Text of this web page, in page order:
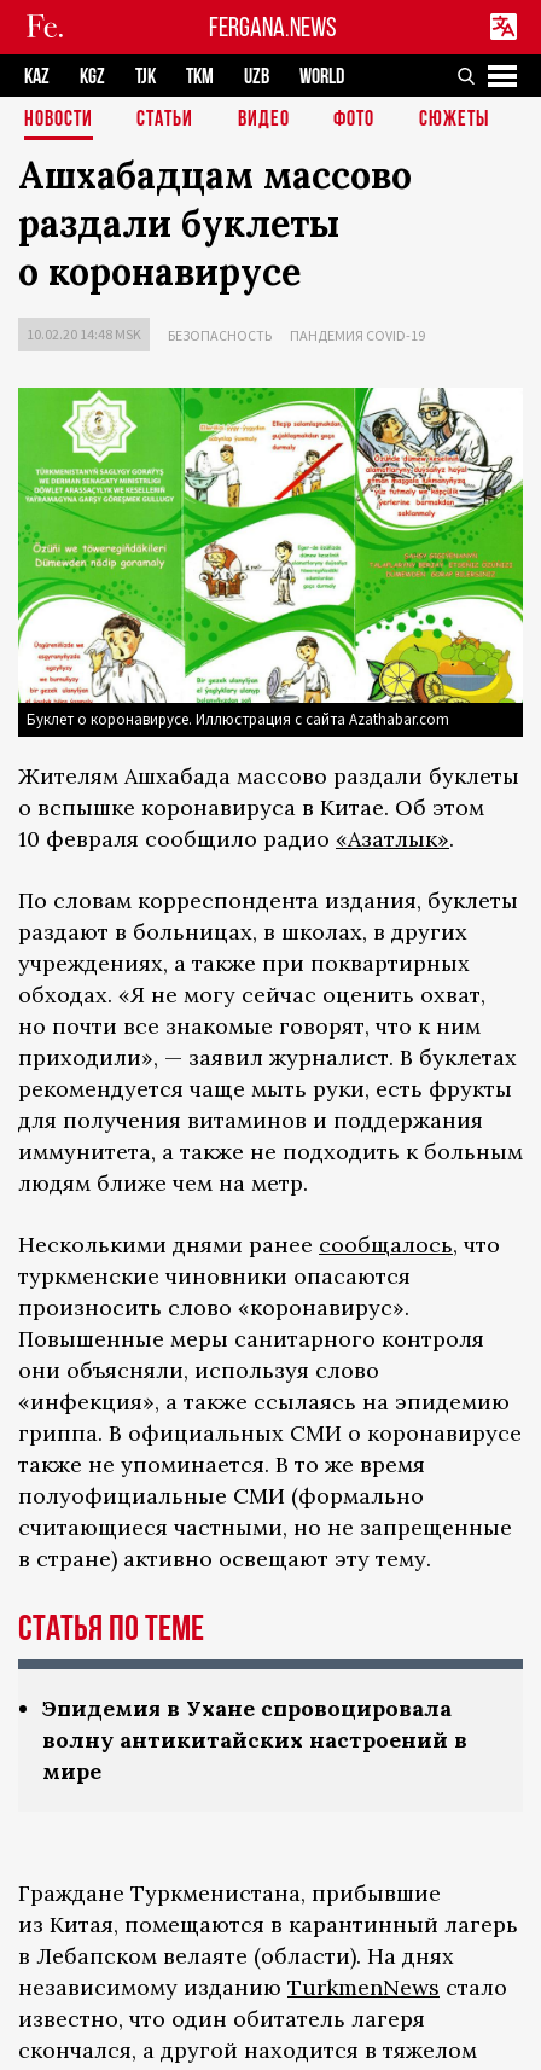
FERGANA.NEWS
KAZ KGZ TJK TKM UZB
WORLD
НОВОСТИ
СТАТЬИ ВИДЕО ФОТО СЮЖЕТЫ
Ашхабадцам массово
раздали буклеты
о коронавирусе
10.02.20 14:48 MSK БЕЗОПАСНОСТЬ ПАНДЕМИЯ COVID-19
Буклет о коронавирусе. Иллюстрация с сайта Azathabar.com
Жителям Ашхабада массово раздали буклеты
о вспышке коронавируса в Китае. Об этом
10 февраля сообщило радио «Азатлык».
По словам корреспондента издания, буклеты
раздают в больницах, в школах, в других
учреждениях, а также при поквартирных
обходах. «Я не могу сейчас оценить охват,
но почти все знакомые говорят, что к ним
приходили», — заявил журналист. В буклетах
рекомендуется чаще мыть руки, есть фрукты
для получения витаминов и поддержания
иммунитета, а также не подходить к больным
людям ближе чем на метр.
Несколькими днями ранее сообщалось, что
туркменские чиновники опасаются
произносить слово «коронавирус».
Повышенные меры санитарного контроля
они объясняли, используя слово
«инфекция», а также ссылаясь на эпидемию
гриппа. В официальных СМИ о коронавирусе
также не упоминается. В то же время
полуофициальные СМИ (формально
считающиеся частными, но не запрещенные
в стране) активно освещают эту тему.
Статья по теме
Эпидемия в Ухане спровоцировала
волну антикитайских настроений в
мире
Граждане Туркменистана, прибывшие
из Китая, помещаются в карантинный лагерь
в Лебапском велаяте (области). На днях
независимому изданию TurkmenNews стало
известно, что один обитатель лагеря
скончался, а другой находится в тяжелом